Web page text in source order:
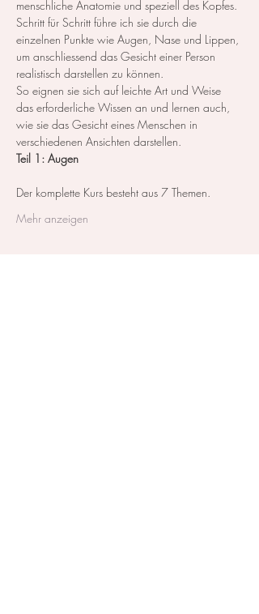
menschliche Anatomie und speziell des Kopfes.
Schritt für Schritt führe ich sie durch die
einzelnen Punkte wie Augen, Nase und Lippen,
um anschliessend das Gesicht einer Person
realistisch darstellen zu können.
So eignen sie sich auf leichte Art und Weise
das erforderliche Wissen an und lernen auch,
wie sie das Gesicht eines Menschen in
verschiedenen Ansichten darstellen.
Teil 1: Augen
Der komplette Kurs besteht aus 7 Themen. ​
Mehr anzeigen